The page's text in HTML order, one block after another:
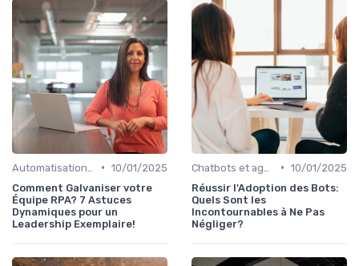
• 10/01/2025
Comment Galvaniser votre
Équipe RPA? 7 Astuces
Dynamiques pour un
Leadership Exemplaire!
• 10/01/2025
Réussir l'Adoption des Bots:
Quels Sont les
Incontournables à Ne Pas
Négliger?